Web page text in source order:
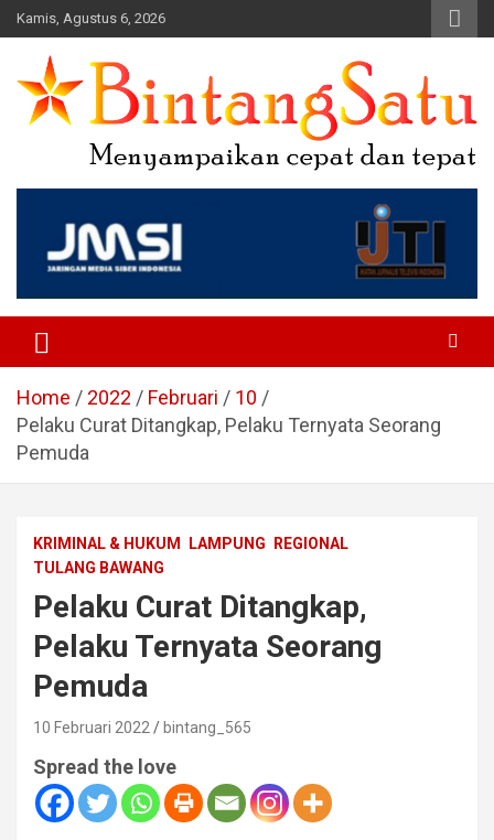
Skip
to
content
Kamis, Agustus 6, 2026
Portal Berita Nasional dan
Regional
Home 2022 Februari
10
Pelaku Curat Ditangkap, Pelaku Ternyata Seorang
Pemuda
KRIMINAL & HUKUM LAMPUNG
REGIONAL
TULANG BAWANG
Pelaku Curat Ditangkap,
Pelaku Ternyata Seorang
Pemuda
10 Februari 2022 bintang_565
Spread the love